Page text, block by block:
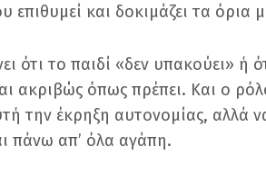
επιθυμεί και δοκιμάζει τα όρια
ότι το παιδί «δεν υπακούει» ή
ακριβώς όπως πρέπει. Και ο
την έκρηξη αυτονομίας, αλλά
πάνω απ’ όλα αγάπη.